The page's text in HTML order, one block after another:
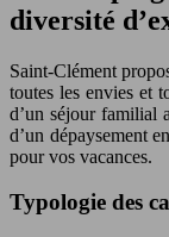
diversité
Saint-Clément
toutes les envies et
d’un séjour familial
d’un dépaysement
pour vos vacances.
Typologie des